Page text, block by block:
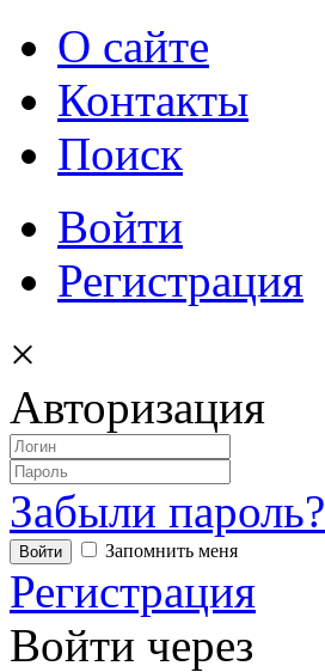
О сайте
Контакты
Поиск
Войти
Регистрация
×
Авторизация
Забыли пароль?
Запомнить меня
Регистрация
Войти через